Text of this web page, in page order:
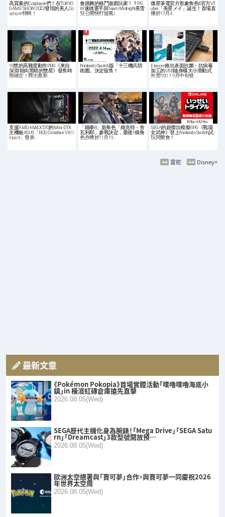
高質素的Cosplayer們！在TOKYO
GAME SHOW 2022發現的美人Co
splayer特輯！
會跳舞的格鬥遊戲玩家！？PG
W速雄選手與Team Midnight美雪
兒公開快打旋風I…
微星筆電官方形象角色&官方VT
uber「美星メイ」誕生！首場直
播於12月4…
18禁的高難度動作PRG《來自
深淵 朝向黑暗的雙星》發售時
期確定！釋出最新…
Nintendo Switch版「十三機兵防
衛圏」決定販售！
Elecom推出表面抗菌・抗病毒
加工的USB隨身碟大小滑動式
外置SSD！9月中旬發…
支援AMD AM4 X570的Mini-DTX
主機板ASUS「ROG Crosshair VIII I
mpact」發表…
「鐵拳8」新角色「維克特・舍
瓦利耶」參戰決定，最後1個角
色亦將於11月13…
SEGA的超傑出模擬RPG《戰場
女武神》登上Nintendo Switch試
玩同樂會！
Disney+
雷蛇
最新文章
《Pokémon Pokopia》首場實體活動「噗嚕噗嚕海底小
鎮」in 橫濱紅磚倉庫搶先直擊
2026.08.05(Wed)
SEGA歷代主機化身為腕錶！「Mega Drive」「SEGA Satu
rn」「Dreamcast」3款型號開放預…
2026.08.05(Wed)
歐洲太空總署與「寶可夢」合作。與寶可夢一同慶祝2026
年世界太空周
2026.08.05(Wed)